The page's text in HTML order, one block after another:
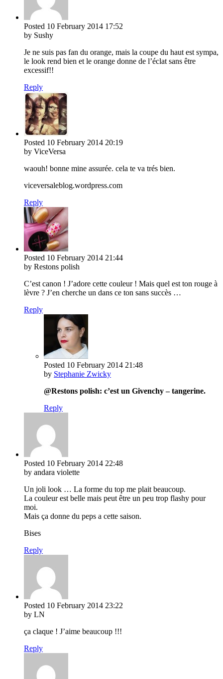
Posted 10 February 2014 17:52
by Sushy
Je ne suis pas fan du orange, mais la coupe du haut est sympa,
le look rend bien et le orange donne de l’éclat sans être
excessif!!
Reply
Posted 10 February 2014 20:19
by ViceVersa
waouh! bonne mine assurée. cela te va trés bien.
viceversaleblog.wordpress.com
Reply
Posted 10 February 2014 21:44
by Restons polish
C’est canon ! J’adore cette couleur ! Mais quel est ton rouge à
lèvre ? J’en cherche un dans ce ton sans succès …
Reply
Posted 10 February 2014 21:48
by Stephanie Zwicky
@Restons polish: c’est un Givenchy – tangerine.
Reply
Posted 10 February 2014 22:48
by andara violette
Un joli look … La forme du top me plait beaucoup.
La couleur est belle mais peut être un peu trop flashy pour
moi.
Mais ça donne du peps a cette saison.
Bises
Reply
Posted 10 February 2014 23:22
by LN
ça claque ! J’aime beaucoup !!!
Reply